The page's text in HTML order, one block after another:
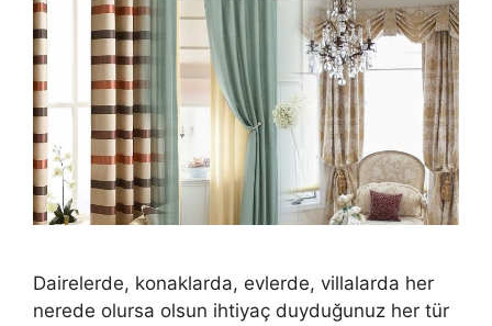
Dairelerde, konaklarda, evlerde, villalarda her
nerede olursa olsun ihtiyaç duyduğunuz her tür